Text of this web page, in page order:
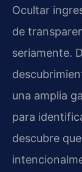
Ocultar
de
seriamente.
una amplia
para
descubre